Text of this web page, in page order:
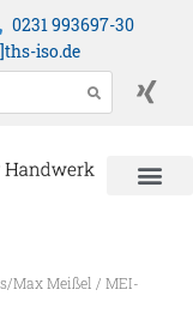
0231 993697-30
iso.de
Max Meißel / MEI-